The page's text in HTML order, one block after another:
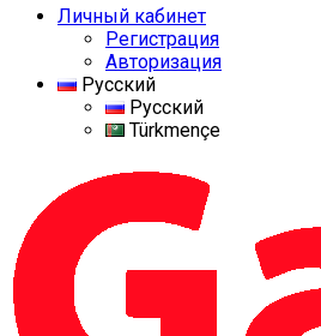
Личный кабинет
Регистрация
Авторизация
Русский
Русский
Türkmençe